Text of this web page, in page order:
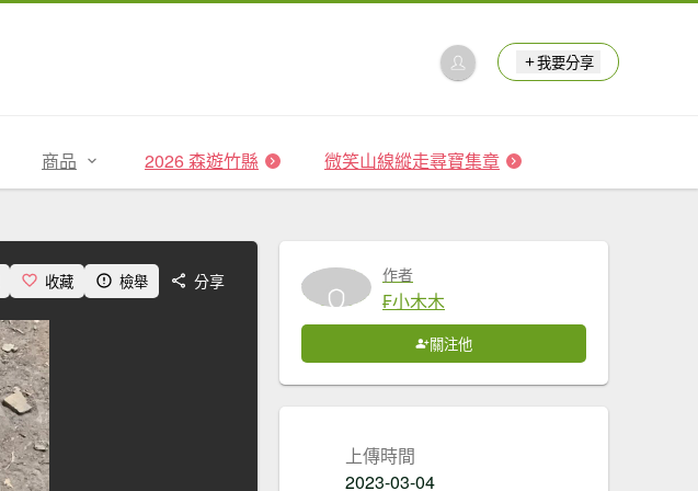
我要分享
商品 2026 森遊竹縣 微笑山線縱走尋寶集章
收藏 檢舉 分享 作者
₣小木木
關注他
上傳時間
2023-03-04